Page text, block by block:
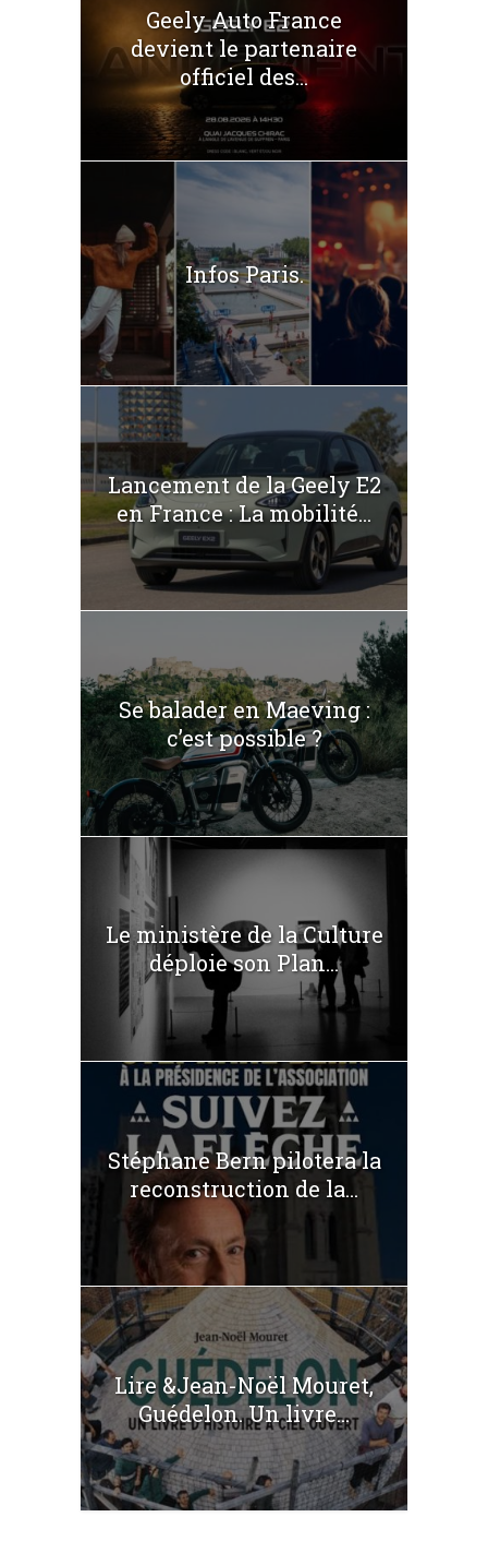
Geely Auto France
devient le partenaire
officiel des...
Infos Paris.
Lancement de la Geely E2
en France : La mobilité...
Se balader en Maeving :
c’est possible ?
Le ministère de la Culture
déploie son Plan...
Stéphane Bern pilotera la
reconstruction de la...
Lire &Jean-Noël Mouret,
Guédelon. Un livre...